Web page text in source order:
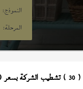
النموذج:
المرحلة:
30 ) تشطيب الشركة بسعر 5,500 جنيه